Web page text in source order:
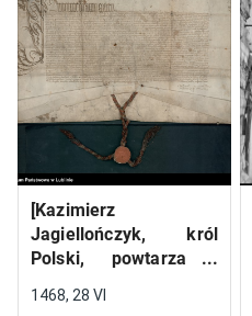
[Kazimierz
Jagiellończyk, król
Polski, powtarza i
wystawiony w Lublinie,
1468, 28 VI